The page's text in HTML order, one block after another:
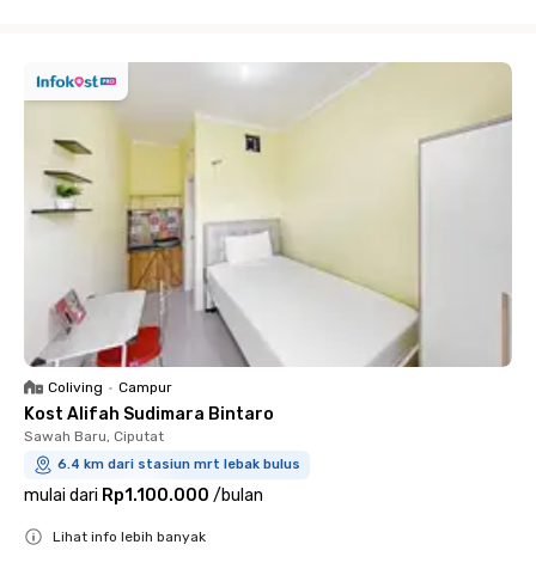
Coliving • Campur
Kost Alifah Sudimara Bintaro
Sawah Baru, Ciputat
6.4 km dari stasiun mrt lebak bulus
mulai dari Rp1.100.000 /bulan
Lihat info lebih banyak